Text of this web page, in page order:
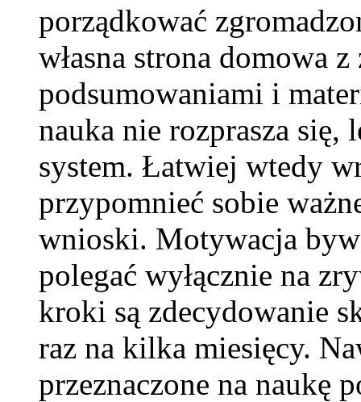
porządkować
własna strona domowa
podsumowaniami i
nauka nie rozprasza się,
system. Łatwiej wtedy
przypomnieć sobie
wnioski. Motywacja
polegać wyłącznie na
kroki są zdecydowanie
raz na kilka miesięcy.
przeznaczone na naukę